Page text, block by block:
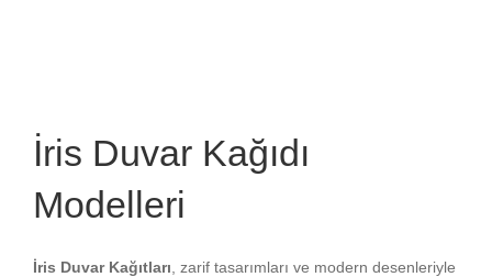
İris Duvar Kağıdı
Modelleri
İris Duvar Kağıtları , zarif tasarımları ve modern desenleriyle